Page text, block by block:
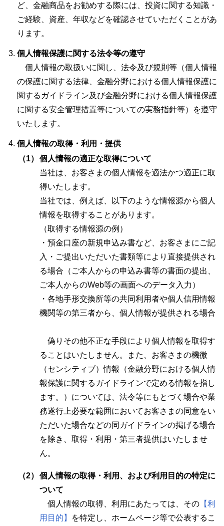
ど、金融商品をお勧めする際には、投資に関する知識・
ご経験、資産、年収などを確認させていただくことがあ
ります。
個人情報保護に関する法令等の遵守
個人情報の取扱いに関し、法令及び規則等（個人情報
の保護に関する法律、金融分野における個人情報保護に
関するガイドライン及び金融分野における個人情報保護
に関する安全管理措置等についての実務指針等）を遵守
いたします。
個人情報の取得・利用・提供
（1）
個人情報の適正な取得について
当社は、お客さまの個人情報を適法かつ適正に取
得いたします。
当社では、例えば、以下のような情報源から個人
情報を取得することがあります。
（取得する情報源の例）
・預金口座の新規申込み書など、お客さまにご記
入・ご提出いただいた書類等により直接提供され
る場合（ご本人からの申込み書等の書面の提出、
ご本人からのWeb等の画面へのデータ入力）
・各地手形交換所等の共同利用者や個人信用情報
機関等の第三者から、個人情報が提供される場合
偽りその他不正な手段により個人情報を取得す
ることはいたしません。また、お客さまの機微
（センシティブ）情報（金融分野における個人情
報保護に関するガイドラインで定める情報を指し
ます。）については、法令等にもとづく場合や業
務遂行上必要な範囲においてお客さまの同意をい
ただいた場合などの同ガイドラインの掲げる場合
を除き、取得・利用・第三者提供はいたしませ
ん。
（2）
個人情報の取得・利用、および利用目的の特定に
ついて
個人情報の取得、利用にあたっては、その 【利
用目的】 を特定し、ホームページ等で公表するこ